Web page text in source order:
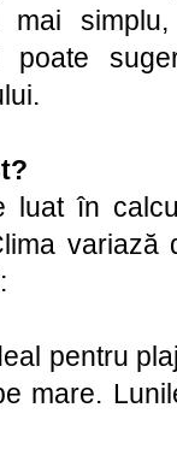
mai
poate
luat în
variază
pentru
mare.